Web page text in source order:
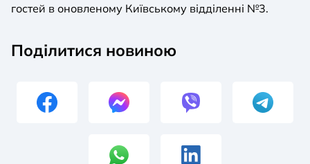
гостей в оновленому Київському відділенні №3.
Поділитися новиною